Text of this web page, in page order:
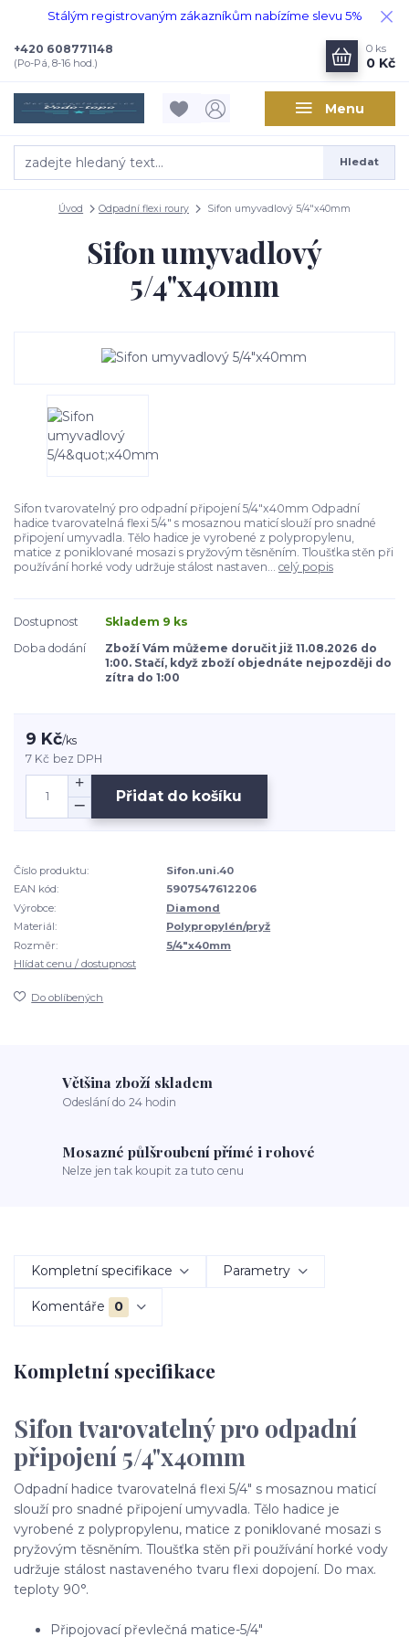
Stálým registrovaným zákazníkům nabízíme slevu 5%
Menu
Hledat
+420 608771148
(Po-Pá, 8-16 hod.)
0 ks
0 Kč
Úvod Odpadní flexi roury Sifon umyvadlový 5/4"x40mm
Sifon umyvadlový
5/4"x40mm
Sifon tvarovatelný pro odpadní připojení 5/4"x40mm Odpadní
hadice tvarovatelná flexi 5/4" s mosaznou maticí slouží pro snadné
připojení umyvadla. Tělo hadice je vyrobené z polypropylenu,
matice z poniklované mosazi s pryžovým těsněním. Tloušťka stěn při
používání horké vody udržuje stálost nastaven... celý popis
Dostupnost
Skladem 9 ks
Doba dodání
Zboží Vám můžeme doručit již 11.08.2026 do
1:00. Stačí, když zboží objednáte nejpozději do
zítra do 1:00
9 Kč/ks
7 Kč bez DPH
Přidat do košíku
Číslo produktu:
Sifon.uni.40
EAN kód:
5907547612206
Výrobce:
Diamond
Materiál:
Polypropylén/pryž
Rozměr:
5/4"x40mm
Hlídat cenu / dostupnost
Do oblíbených
Většina zboží skladem
Odeslání do 24 hodin
Mosazné půlšroubení přímé i rohové
Nelze jen tak koupit za tuto cenu
Kompletní specifikace Parametry
Komentáře 0
Kompletní specifikace
Sifon tvarovatelný pro odpadní
připojení 5/4"x40mm
Odpadní hadice tvarovatelná flexi 5/4" s mosaznou maticí
slouží pro snadné připojení umyvadla. Tělo hadice je
vyrobené z polypropylenu, matice z poniklované mosazi s
pryžovým těsněním. Tloušťka stěn při používání horké vody
udržuje stálost nastaveného tvaru flexi dopojení. Do max.
teploty 90°.
Připojovací převlečná matice-5/4"